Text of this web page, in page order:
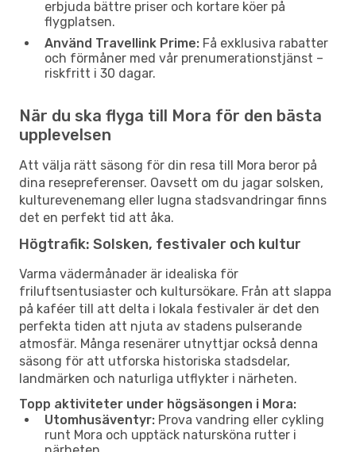
erbjuda bättre priser och kortare köer på
flygplatsen.
Använd Travellink Prime: Få exklusiva rabatter
och förmåner med vår prenumerationstjänst –
riskfritt i 30 dagar.
När du ska flyga till Mora för den bästa
upplevelsen
Att välja rätt säsong för din resa till Mora beror på
dina resepreferenser. Oavsett om du jagar solsken,
kulturevenemang eller lugna stadsvandringar finns
det en perfekt tid att åka.
Högtrafik: Solsken, festivaler och kultur
Varma vädermånader är idealiska för
friluftsentusiaster och kultursökare. Från att slappa
på kaféer till att delta i lokala festivaler är det den
perfekta tiden att njuta av stadens pulserande
atmosfär. Många resenärer utnyttjar också denna
säsong för att utforska historiska stadsdelar,
landmärken och naturliga utflykter i närheten.
Topp aktiviteter under högsäsongen i Mora:
Utomhusäventyr: Prova vandring eller cykling
runt Mora och upptäck natursköna rutter i